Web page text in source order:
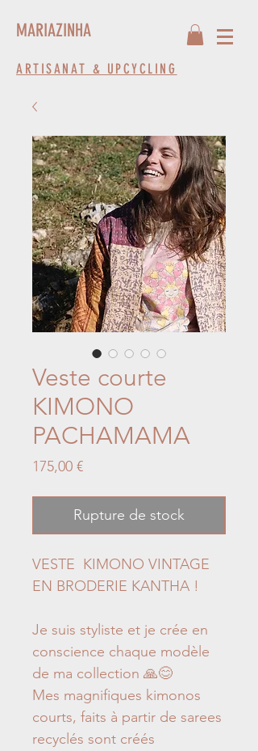
ARTISANAT & UPCYCLING
MARIAZINHA
Veste courte
KIMONO
PACHAMAMA
175,00 €Prix
Rupture de stock
VESTE KIMONO VINTAGE
EN BRODERIE KANTHA !
Je suis styliste et je crée en
conscience chaque modèle
de ma collection 🙏😊
Mes magnifiques kimonos
courts, faits à partir de sarees
recyclés sont créés